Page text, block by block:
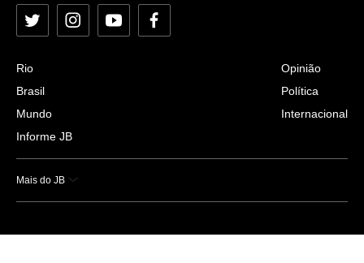
Twitter InstagramYouTubeFacebook
Rio
Brasil
Mundo
Informe JB
Opinião
Política
Internacional
Mais do JB
Esportes